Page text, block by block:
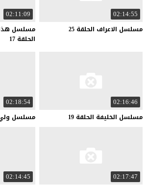
02:14:55
مسلسل الاعراف الحلقة 25
02:11:09
مسلسل
الحلقة 17
02:16:46
مسلسل الخليفة الحلقة 19
02:18:54
مسلسل
02:17:47
02:14:45